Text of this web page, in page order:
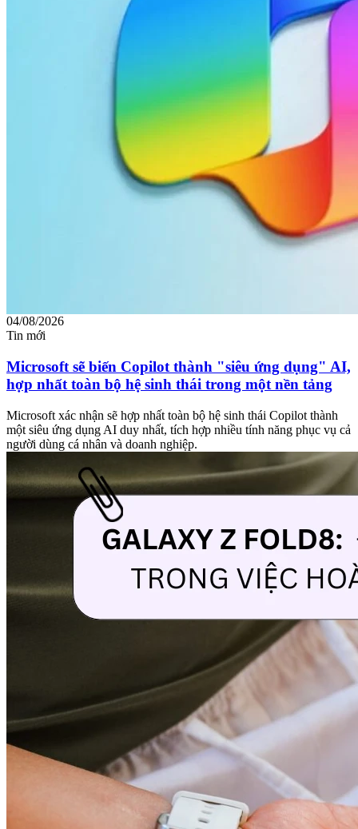
04/08/2026
Tin mới
Microsoft sẽ biến Copilot thành "siêu ứng dụng" AI,
hợp nhất toàn bộ hệ sinh thái trong một nền tảng
Microsoft xác nhận sẽ hợp nhất toàn bộ hệ sinh thái Copilot thành
một siêu ứng dụng AI duy nhất, tích hợp nhiều tính năng phục vụ cả
người dùng cá nhân và doanh nghiệp.